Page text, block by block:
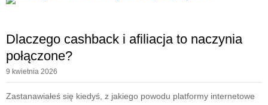
Dlaczego cashback i afiliacja to naczynia
połączone?
9 kwietnia 2026
Zastanawiałeś się kiedyś, z jakiego powodu platformy internetowe